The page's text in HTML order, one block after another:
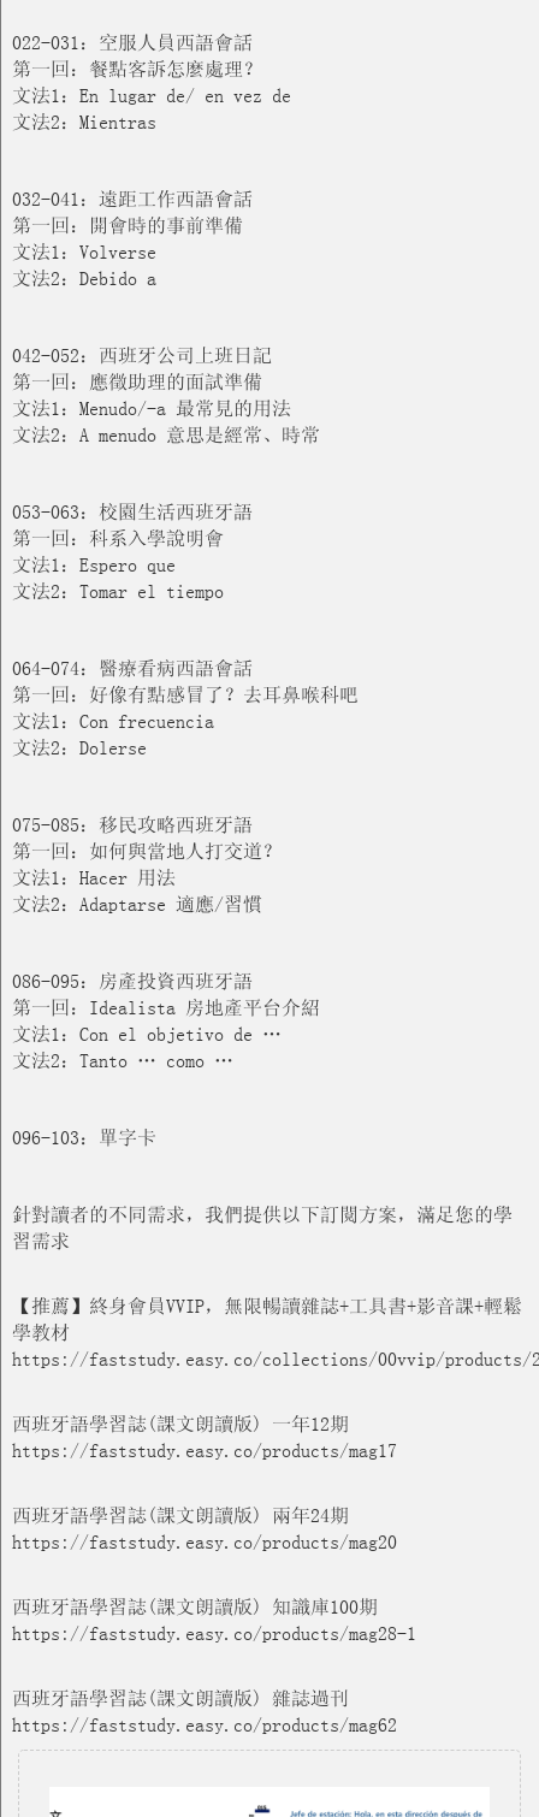
022-031：空服人員西語會話
第一回：餐點客訴怎麼處理？
文法1：En lugar de/ en vez de
文法2：Mientras
032-041：遠距工作西語會話
第一回：開會時的事前準備
文法1：Volverse
文法2：Debido a
042-052：西班牙公司上班日記
第一回：應徵助理的面試準備
文法1：Menudo/-a 最常見的用法
文法2：A menudo 意思是經常、時常
053-063：校園生活西班牙語
第一回：科系入學說明會
文法1：Espero que
文法2：Tomar el tiempo
064-074：醫療看病西語會話
第一回：好像有點感冒了？去耳鼻喉科吧
文法1：Con frecuencia
文法2：Dolerse
075-085：移民攻略西班牙語
第一回：如何與當地人打交道？
文法1：Hacer 用法
文法2：Adaptarse 適應/習慣
086-095：房產投資西班牙語
第一回：Idealista 房地產平台介紹
文法1：Con el objetivo de …
文法2：Tanto … como …
096-103：單字卡
針對讀者的不同需求，我們提供以下訂閱方案，滿足您的學
習需求
【推薦】終身會員VVIP，無限暢讀雜誌+工具書+影音課+輕鬆
學教材
https://faststudy.easy.co/collections/00vvip/products/
西班牙語學習誌(課文朗讀版) 一年12期
https://faststudy.easy.co/products/mag17
西班牙語學習誌(課文朗讀版) 兩年24期
https://faststudy.easy.co/products/mag20
西班牙語學習誌(課文朗讀版) 知識庫100期
https://faststudy.easy.co/products/mag28-1
西班牙語學習誌(課文朗讀版) 雜誌過刊
https://faststudy.easy.co/products/mag62